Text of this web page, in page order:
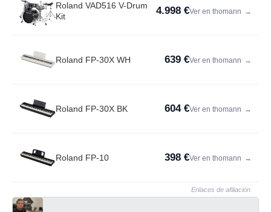
Roland VAD516 V-Drum
Kit
4.998 €Ver en thomann →
Roland FP-30X WH 639 €Ver en thomann →
Roland FP-30X BK 604 €Ver en thomann →
Roland FP-10 398 €Ver en thomann →
Enlaces de afiliación